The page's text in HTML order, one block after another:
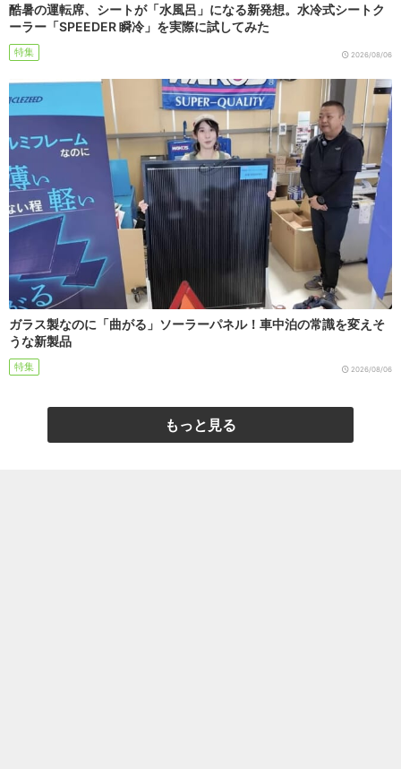
酷暑の運転席、シートが「水風呂」になる新発想。水冷式シートク
ーラー「SPEEDER 瞬冷」を実際に試してみた
特集 2026/08/06
ガラス製なのに「曲がる」ソーラーパネル！車中泊の常識を変えそ
うな新製品
特集 2026/08/06
もっと見る